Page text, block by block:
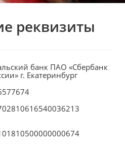
реквизиты
банк ПАО «Сбербанк
г. Екатеринбург